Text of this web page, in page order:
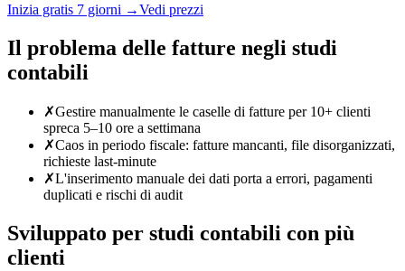
Inizia gratis 7 giorni →Vedi prezzi
Il problema delle fatture negli studi
contabili
✗Gestire manualmente le caselle di fatture per 10+ clienti
spreca 5–10 ore a settimana
✗Caos in periodo fiscale: fatture mancanti, file disorganizzati,
richieste last-minute
✗L'inserimento manuale dei dati porta a errori, pagamenti
duplicati e rischi di audit
Sviluppato per studi contabili con più
clienti